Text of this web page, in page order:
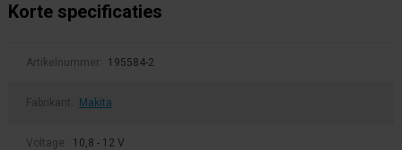
Korte specificaties
Artikelnummer: 195584-2
Fabrikant: Makita
Voltage: 10,8 - 12 V